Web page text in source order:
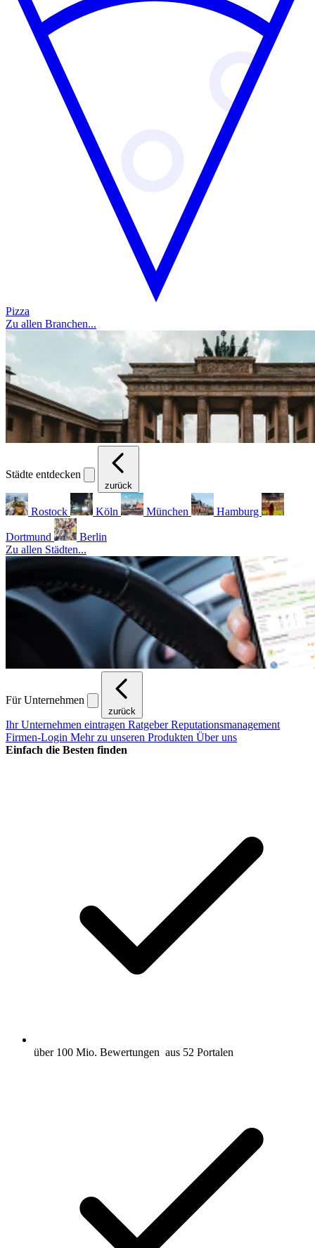
Pizza
Zu allen Branchen...
Städte entdecken
zurück
Rostock Köln München Hamburg
Dortmund
Berlin
Zu allen Städten...
Für Unternehmen
zurück
Ihr Unternehmen eintragen Ratgeber Reputationsmanagement
Firmen-Login Mehr zu unseren Produkten Über uns
Einfach die Besten finden
über 100 Mio. Bewertungen aus 52 Portalen